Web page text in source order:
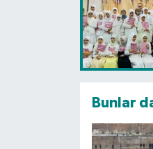
Bunlar